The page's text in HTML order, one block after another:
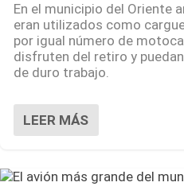
En el municipio del Oriente
eran utilizados como
por igual número de
disfruten del retiro y
de duro trabajo.
LEER MÁS